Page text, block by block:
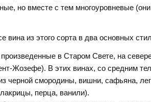
но вместе с тем многоуровневые
из этого сорта в два основных
в Старом Свете, на
Жозефе). В этих винах, со средним
черной смородины, вишни, сафьяна,
перца, ванили).